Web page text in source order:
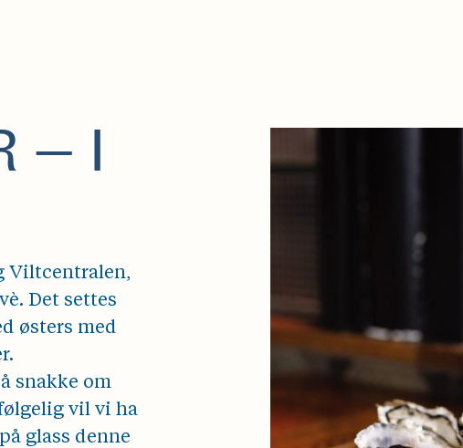
— I
Viltcentralen,
Det settes
østers med
snakke om
vil vi ha
glass denne